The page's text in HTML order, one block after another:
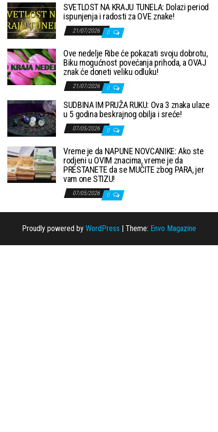
SVETLOST NA KRAJU TUNELA: Dolazi period
ispunjenja i radosti za OVE znake!
21/07/2026 0
Ove nedelje Ribe će pokazati svoju dobrotu,
Biku mogućnost povećanja prihoda, a OVAJ
znak će doneti veliku odluku!
21/07/2026 0
SUDBINA IM PRUŽA RUKU: Ova 3 znaka ulaze
u 5 godina beskrajnog obilja i sreće!
07/05/2026 0
Vreme je da NAPUNE NOVCANIKE: Ako ste
rodjeni u OVIM znacima, vreme je da
PRESTANETE da se MUČITE zbog PARA, jer
vam one STIZU!
07/05/2026 0
Proudly powered by WordPress Theme: Envo Magazine